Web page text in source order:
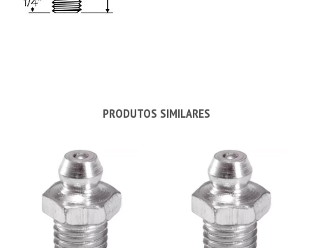
PRODUTOS SIMILARES